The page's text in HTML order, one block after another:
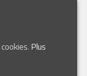
suivants
Plus